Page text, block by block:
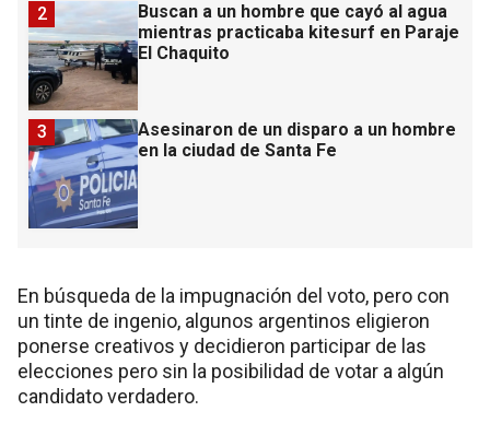
Buscan a un hombre que cayó al agua
mientras practicaba kitesurf en Paraje
El Chaquito
2
Asesinaron de un disparo a un hombre
en la ciudad de Santa Fe
3
En búsqueda de la impugnación del voto, pero con
un tinte de ingenio, algunos argentinos eligieron
ponerse creativos y decidieron participar de las
elecciones pero sin la posibilidad de votar a algún
candidato verdadero.